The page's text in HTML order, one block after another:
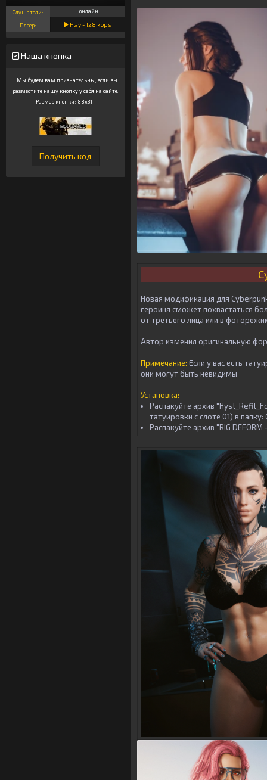
Слушатели: онлайн
Плеер: Play -128 kbps
Наша кнопка
Мы будем вам признательны, если вы
разместите нашу кнопку у себя на сайте.
Размер кнопки: 88x31
Новая модификация для
героиня сможет похвастаться
от третьего лица или в
Автор изменил оригинальную
Примечание: Если у вас есть
они могут быть невидимы
Установка:
Распакуйте архив
татуировки с слоте 01) в
Распакуйте архив "RIG